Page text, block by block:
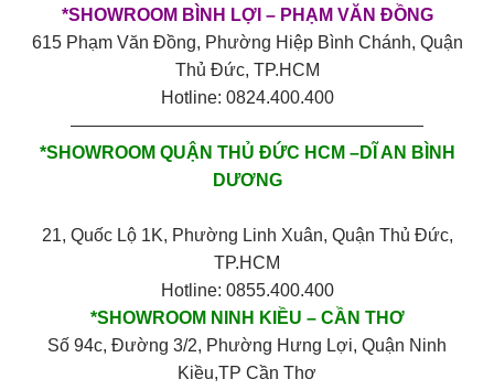
*SHOWROOM BÌNH LỢI – PHẠM VĂN ĐỒNG
615 Phạm Văn Đồng, Phường Hiệp Bình Chánh, Quận
Thủ Đức, TP.HCM
Hotline: 0824.400.400
————————————————————
*SHOWROOM QUẬN THỦ ĐỨC HCM –DĨ AN BÌNH
DƯƠNG
21, Quốc Lộ 1K, Phường Linh Xuân, Quận Thủ Đức,
TP.HCM
Hotline: 0855.400.400
*SHOWROOM NINH KIỀU – CẦN THƠ
Số 94c, Đường 3/2, Phường Hưng Lợi, Quận Ninh
Kiều,TP Cần Thơ